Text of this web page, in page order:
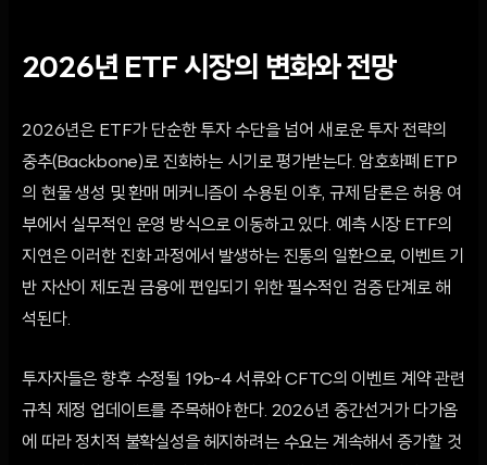
2026년 ETF 시장의 변화와 전망
2026년은 ETF가 단순한 투자 수단을 넘어 새로운 투자 전략의
중추(Backbone)로 진화하는 시기로 평가받는다. 암호화폐 ETP
의 현물 생성 및 환매 메커니즘이 수용된 이후, 규제 담론은 허용 여
부에서 실무적인 운영 방식으로 이동하고 있다. 예측 시장 ETF의
지연은 이러한 진화 과정에서 발생하는 진통의 일환으로, 이벤트 기
반 자산이 제도권 금융에 편입되기 위한 필수적인 검증 단계로 해
석된다.
투자자들은 향후 수정될 19b-4 서류와 CFTC의 이벤트 계약 관련
규칙 제정 업데이트를 주목해야 한다. 2026년 중간선거가 다가옴
에 따라 정치적 불확실성을 헤지하려는 수요는 계속해서 증가할 것